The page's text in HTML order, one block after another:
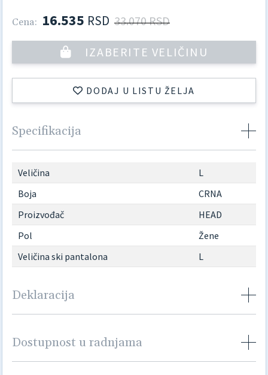
Cena: 16.535 RSD 33.070 RSD
IZABERITE VELIČINU
DODAJ U LISTU ŽELJA
Specifikacija
Veličina
L
Boja
CRNA
Proizvođač
HEAD
Pol
Žene
Veličina ski pantalona
L
Deklaracija
Dostupnost u radnjama